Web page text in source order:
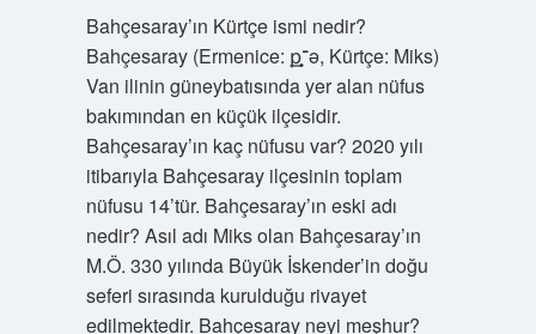
Bahçesaray’ın Kürtçe ismi nedir?
Bahçesaray (Ermenice: քְְָ־ַַָə, Kürtçe: Miks)
Van ilinin güneybatısında yer alan nüfus
bakımından en küçük ilçesidir.
Bahçesaray’ın kaç nüfusu var? 2020 yılı
itibarıyla Bahçesaray ilçesinin toplam
nüfusu 14’tür. Bahçesaray’ın eski adı
nedir? Asıl adı Miks olan Bahçesaray’ın
M.Ö. 330 yılında Büyük İskender’in doğu
seferi sırasında kurulduğu rivayet
edilmektedir. Bahçesaray neyi meşhur?